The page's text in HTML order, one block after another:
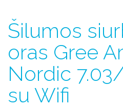
Šilumos
oras Gree
Nordic
su Wifi